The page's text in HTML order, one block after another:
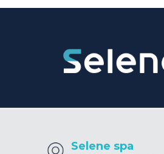
Selene spa